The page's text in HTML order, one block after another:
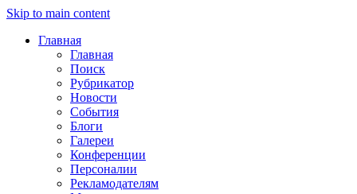
Skip to main content
Главная
Главная
Поиск
Рубрикатор
Новости
События
Блоги
Галереи
Конференции
Персоналии
Рекламодателям